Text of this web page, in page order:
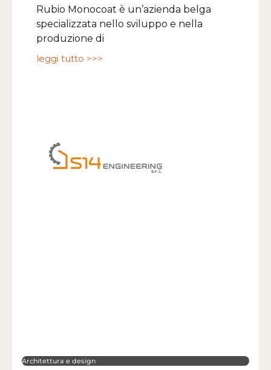
Rubio Monocoat è un’azienda belga
specializzata nello sviluppo e nella
produzione di
leggi tutto >>>
Architettura e design